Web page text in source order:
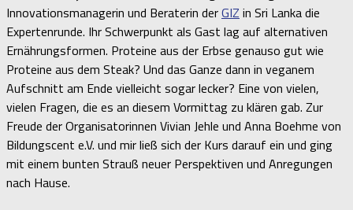
Innovationsmanagerin und Beraterin derGIZ in Sri Lanka die
Expertenrunde. Ihr Schwerpunkt als Gast lag auf alternativen
Ernährungsformen. Proteine aus der Erbse genauso gut wie
Proteine aus dem Steak? Und das Ganze dann in veganem
Aufschnitt am Ende vielleicht sogar lecker? Eine von vielen,
vielen Fragen, die es an diesem Vormittag zu klären gab. Zur
Freude der Organisatorinnen Vivian Jehle und Anna Boehme von
Bildungscent e.V. und mir ließ sich der Kurs darauf ein und ging
mit einem bunten Strauß neuer Perspektiven und Anregungen
nach Hause.